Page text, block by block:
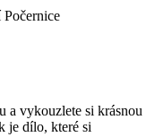
a vykouzlete si krásnou
je dílo, které si